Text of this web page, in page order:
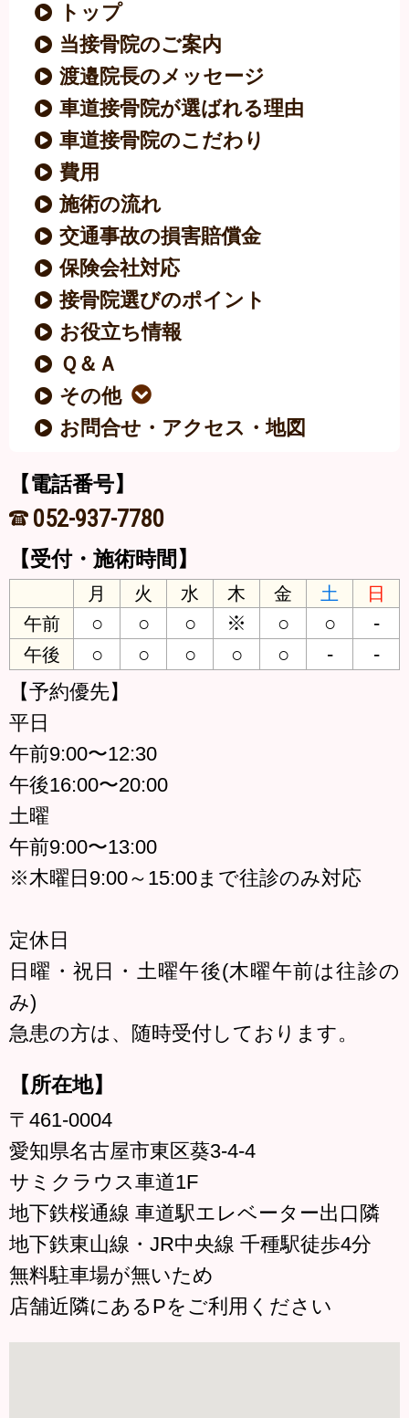
トップ
当接骨院のご案内
渡邉院長のメッセージ
車道接骨院が選ばれる理由
車道接骨院のこだわり
費用
施術の流れ
交通事故の損害賠償金
保険会社対応
接骨院選びのポイント
お役立ち情報
Ｑ＆Ａ
その他
お問合せ・アクセス・地図
【電話番号】
052-937-7780
【受付・施術時間】
月 火 水 木 金 土
日
午前
○ ○ ○ ※ ○ ○ -
午後 ○ ○ ○ ○ ○ -
-
【予約優先】
平日
午前9:00〜12:30
午後16:00〜20:00
土曜
午前9:00〜13:00
※木曜日9:00～15:00まで往診のみ対応
定休日
日曜・祝日・土曜午後(木曜午前は往診の
み)
急患の方は、随時受付しております。
【所在地】
〒461-0004
愛知県名古屋市東区葵3-4-4
サミクラウス車道1F
地下鉄桜通線 車道駅エレベーター出口隣
地下鉄東山線・JR中央線 千種駅徒歩4分
無料駐車場が無いため
店舗近隣にあるPをご利用ください